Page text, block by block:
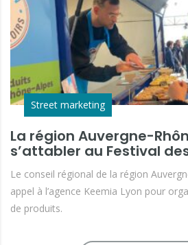
Street marketing
La région Auvergne-
s’attabler au Festival
Le conseil régional de la région
appel à l’agence Keemia Lyon pour
de produits.